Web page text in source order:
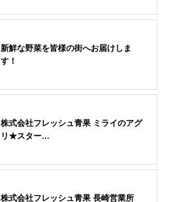
新鮮な野菜を皆様の街へお届けしま
す！
株式会社フレッシュ青果 ミライのアグ
リ★スター…
株式会社フレッシュ青果 長崎営業所